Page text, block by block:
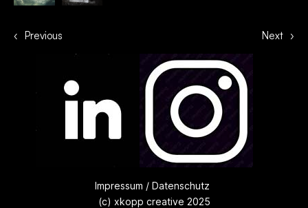
‹ Previous ›
Next
Impressum / Datenschutz
(c) xkopp creative 2025